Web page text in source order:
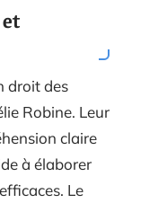
droit des
Robine. Leur
claire
à élaborer
Le